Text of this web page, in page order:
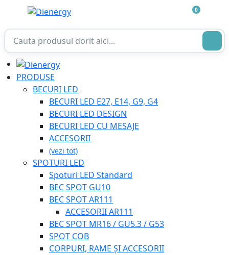
0
PRODUSE
BECURI LED
BECURI LED E27, E14, G9, G4
BECURI LED DESIGN
BECURI LED CU MESAJE
ACCESORII
(vezi tot)
SPOTURI LED
Spoturi LED Standard
BEC SPOT GU10
BEC SPOT AR111
ACCESORII AR111
BEC SPOT MR16 / GU5.3 / G53
SPOT COB
CORPURI, RAME ȘI ACCESORII